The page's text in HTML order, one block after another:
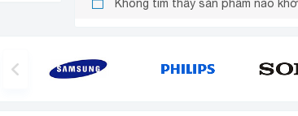
Không tìm thấy sản phẩm nào